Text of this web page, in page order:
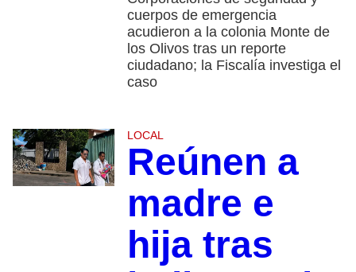
cuerpos de emergencia
acudieron a la colonia Monte de
los Olivos tras un reporte
ciudadano; la Fiscalía investiga el
caso
LOCAL
Reúnen a
madre e
hija tras